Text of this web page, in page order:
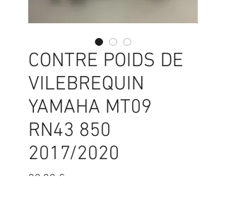
CONTRE POIDS DE
VILEBREQUIN
YAMAHA MT09
RN43 850
2017/2020
80,00 €